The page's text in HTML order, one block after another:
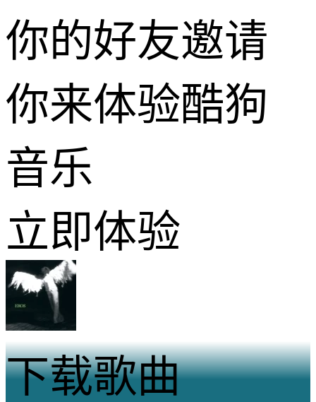
你的好友邀请
你来体验酷狗
音乐
立即体验
下载歌曲